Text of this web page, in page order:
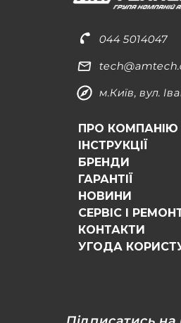
044 5014047
м.Київ, вул.
ПРО КОМПАНІЮ
ІНСТРУКЦІЇ
БРЕНДИ
ГАРАНТІЇ
НОВИНИ
СЕРВІС І
КОНТАКТИ
УГОДА